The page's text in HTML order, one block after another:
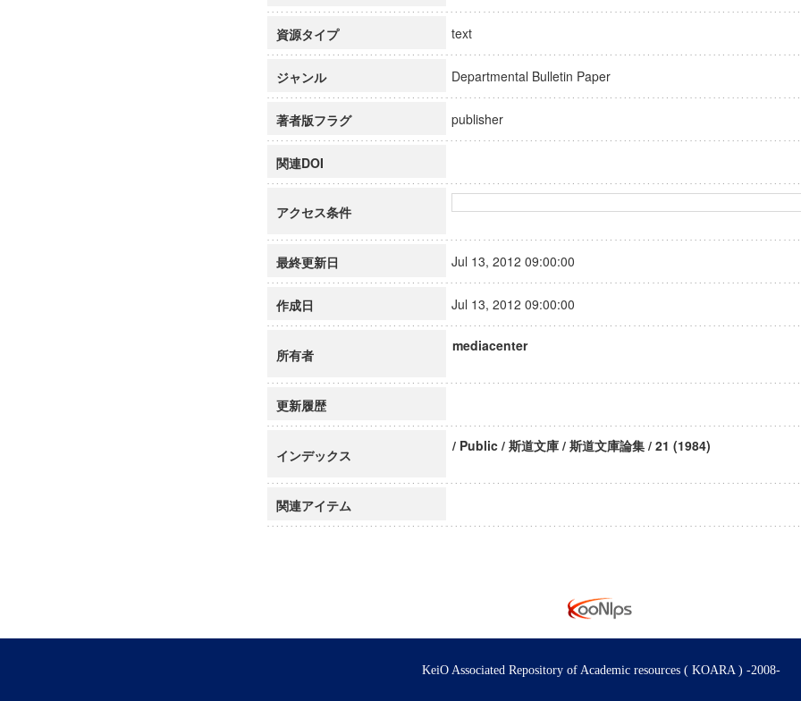
資源タイプ text
ジャンル Departmental Bulletin Paper
著者版フラグ publisher
関連DOI
アクセス条件
最終更新日 Jul 13, 2012 09:00:00
作成日 Jul 13, 2012 09:00:00
所有者
mediacenter
更新履歴
インデックス
/ Public / 斯道文庫 / 斯道文庫論集 / 21 (1984)
関連アイテム
KeiO Associated Repository of Academic resources ( KOARA ) -2008-